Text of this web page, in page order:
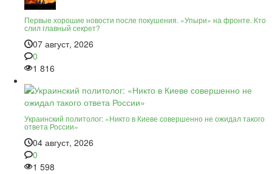
Первые хорошие новости после покушения. «Упыри» на фронте. Кто
слил главный секрет?
07 август, 2026
0
1 816
Украинский политолог: «Никто в Киеве совершенно не ожидал такого
ответа России»
04 август, 2026
0
1 598